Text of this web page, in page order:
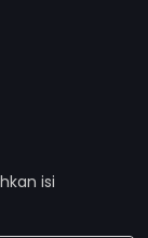
isi